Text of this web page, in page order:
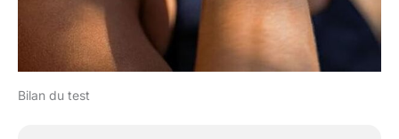
Bilan du test